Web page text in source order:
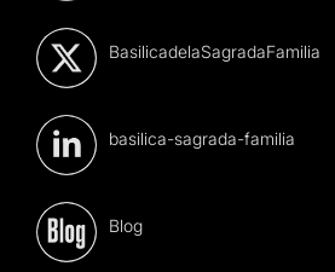
BasilicadelaSagradaFamilia
basilica-sagrada-familia
Blog